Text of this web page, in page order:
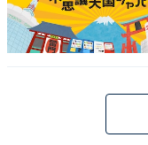
プレスリリース
ビズヒッツ